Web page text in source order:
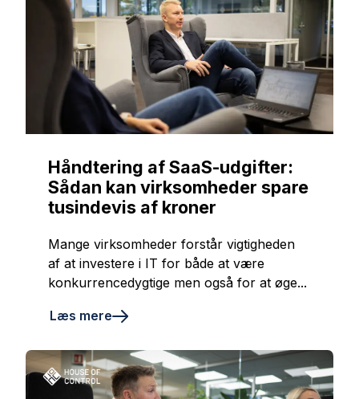
Håndtering af SaaS-udgifter:
Sådan kan virksomheder spare
tusindevis af kroner
Mange virksomheder forstår vigtigheden
af at investere i IT for både at være
konkurrencedygtige men også for at øge...
Læs mere